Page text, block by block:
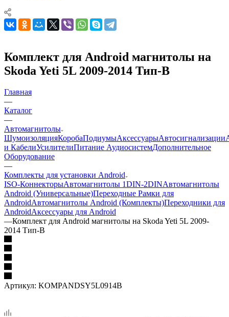
Комплект для Android магнитолы на
Skoda Yeti 5L 2009-2014 Тип-B
Главная
—
Каталог
—
Автомагнитолы
ШумоизоляцияКоробаПодиумыАксессуарыАвтосигнализации
и КабелиУсилителиПитание АудиосистемДополнительное
Оборудование
—
Комплекты для установки Android
ISO-КоннекторыАвтомагнитолы 1DIN-2DINАвтомагнитолы
Android (Универсальные)Переходные Рамки для
AndroidАвтомагнитолы Android (Комплекты)Переходники для
AndroidАксессуары для Android
—Комплект для Android магнитолы на Skoda Yeti 5L 2009-
2014 Тип-B
Артикул: KOMPANDSY5L0914B